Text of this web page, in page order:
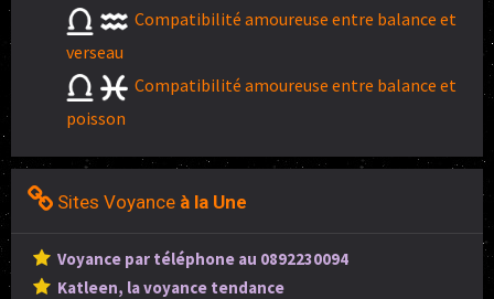
Compatibilité amoureuse entre balance et
verseau
Compatibilité amoureuse entre balance et
poisson
Sites Voyance à la Une
Voyance par téléphone au 0892230094
Katleen, la voyance tendance